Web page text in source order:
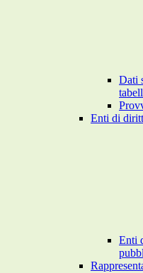
Dati
Enti di
Enti